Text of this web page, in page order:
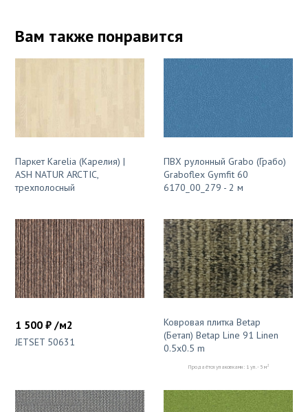
Вам также понравится
Паркет Karelia (Карелия) |
ASH NATUR ARCTIC,
трехполосный
ПВХ рулонный Grabo (Грабо)
Graboflex Gymfit 60
6170_00_279 - 2 м
1 500 ₽ /м2
JETSET 50631
Ковровая плитка Betap
(Бетап) Betap Line 91 Linen
0.5x0.5 m
Продаётся упаковками: 1 уп. - 5 м2